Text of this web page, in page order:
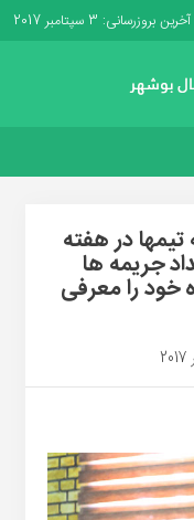
آخرین بروزرسانی: 3 سپتامبر 2017
در هفته
جریمه ها
خود را معرفی